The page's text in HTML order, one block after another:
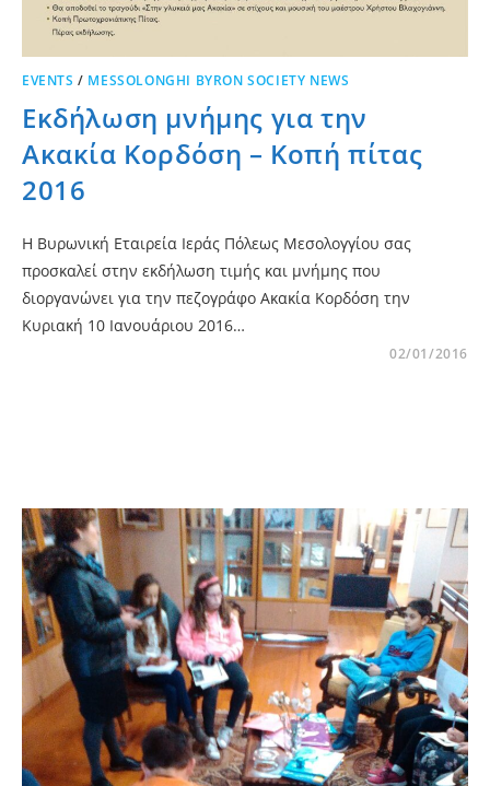
EVENTS / MESSOLONGHI BYRON SOCIETY NEWS
Εκδήλωση μνήμης για την
Ακακία Κορδόση – Κοπή πίτας
2016
Η Βυρωνική Εταιρεία Ιεράς Πόλεως Μεσολογγίου σας
προσκαλεί στην εκδήλωση τιμής και μνήμης που
διοργανώνει για την πεζογράφο Ακακία Κορδόση την
Κυριακή 10 Ιανουάριου 2016…
02/01/2016